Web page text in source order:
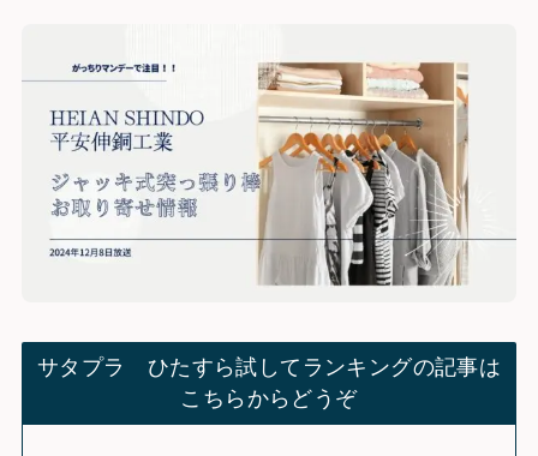
サタプラ ひたすら試してランキングの記事は
こちらからどうぞ